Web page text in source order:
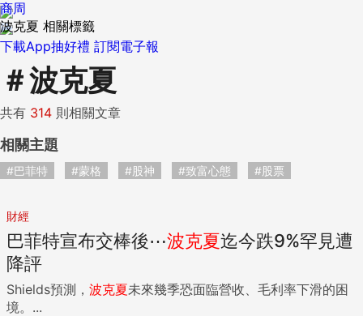
下載App抽好禮 訂閱電子報
商周
波克夏 相關標籤
＃波克夏
共有 314 則相關文章
相關主題
#巴菲特 #蒙格 #股神 #致富心態 #股票
財經
巴菲特宣布交棒後⋯波克夏迄今跌9%罕見遭
降評
Shields預測， 波克夏未來幾季恐面臨營收、毛利率下滑的困
境。...